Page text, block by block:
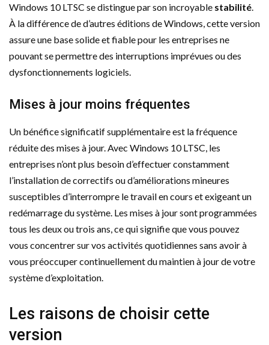
Windows 10 LTSC se distingue par son incroyable stabilité
À la différence de d’autres éditions de Windows, cette version
assure une base solide et fiable pour les entreprises ne
pouvant se permettre des interruptions imprévues ou des
dysfonctionnements logiciels.
Mises à jour moins fréquentes
Un bénéfice significatif supplémentaire est la fréquence
réduite des mises à jour. Avec Windows 10 LTSC, les
entreprises n’ont plus besoin d’effectuer constamment
l’installation de correctifs ou d’améliorations mineures
susceptibles d’interrompre le travail en cours et exigeant un
redémarrage du système. Les mises à jour sont programmées
tous les deux ou trois ans, ce qui signifie que vous pouvez
vous concentrer sur vos activités quotidiennes sans avoir à
vous préoccuper continuellement du maintien à jour de votre
système d’exploitation.
Les raisons de choisir cette
version